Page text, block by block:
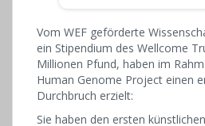
Vom WEF geförderte
ein Stipendium des Wellcome
Millionen Pfund, haben im
Human Genome Project einen
Durchbruch erzielt:
Sie haben den ersten